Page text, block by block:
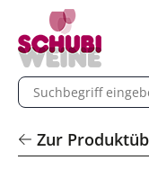
eingeben
Zur